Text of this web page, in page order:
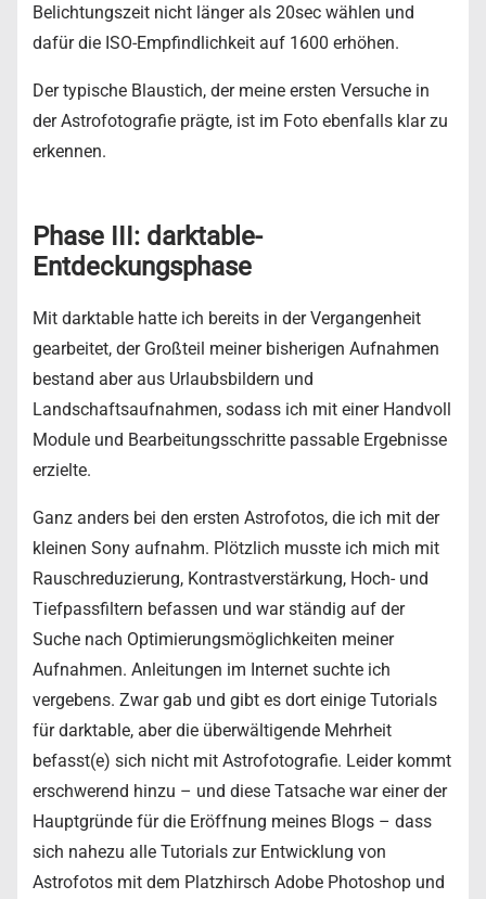
Belichtungszeit nicht länger als 20sec wählen und
dafür die ISO-Empfindlichkeit auf 1600 erhöhen.
Der typische Blaustich, der meine ersten Versuche in
der Astrofotografie prägte, ist im Foto ebenfalls klar zu
erkennen.
Phase III: darktable-
Entdeckungsphase
Mit darktable hatte ich bereits in der Vergangenheit
gearbeitet, der Großteil meiner bisherigen Aufnahmen
bestand aber aus Urlaubsbildern und
Landschaftsaufnahmen, sodass ich mit einer Handvoll
Module und Bearbeitungsschritte passable Ergebnisse
erzielte.
Ganz anders bei den ersten Astrofotos, die ich mit der
kleinen Sony aufnahm. Plötzlich musste ich mich mit
Rauschreduzierung, Kontrastverstärkung, Hoch- und
Tiefpassfiltern befassen und war ständig auf der
Suche nach Optimierungsmöglichkeiten meiner
Aufnahmen. Anleitungen im Internet suchte ich
vergebens. Zwar gab und gibt es dort einige Tutorials
für darktable, aber die überwältigende Mehrheit
befasst(e) sich nicht mit Astrofotografie. Leider kommt
erschwerend hinzu – und diese Tatsache war einer der
Hauptgründe für die Eröffnung meines Blogs – dass
sich nahezu alle Tutorials zur Entwicklung von
Astrofotos mit dem Platzhirsch Adobe Photoshop und